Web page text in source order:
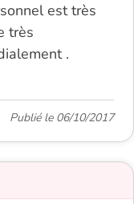
est très
très
.
Publié le 06/10/2017